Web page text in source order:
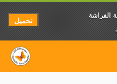
الفراشة
تحميل